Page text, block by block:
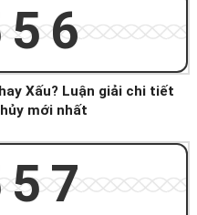
Xấu? Luận giải chi tiết
mới nhất